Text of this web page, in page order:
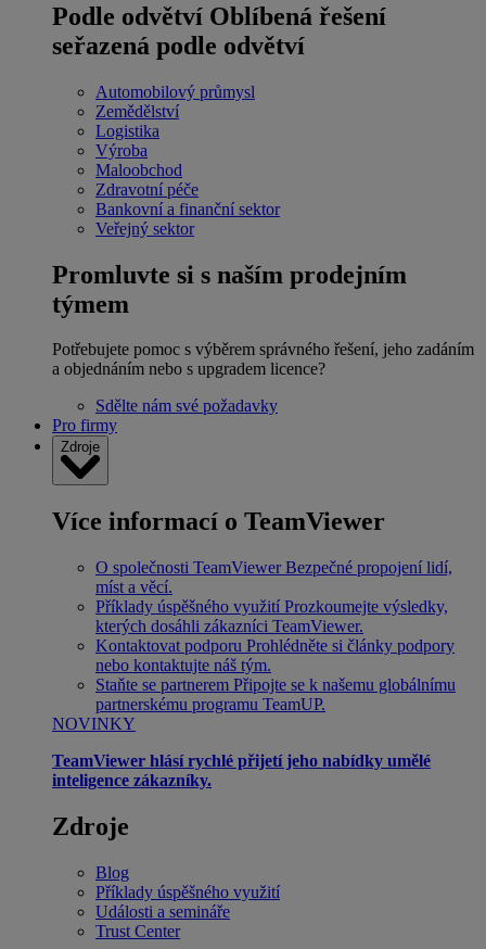
Podle odvětví Oblíbená řešení
seřazená podle odvětví
Automobilový průmysl
Zemědělství
Logistika
Výroba
Maloobchod
Zdravotní péče
Bankovní a finanční sektor
Veřejný sektor
Promluvte si s naším prodejním
týmem
Potřebujete pomoc s výběrem správného řešení, jeho zadáním
a objednáním nebo s upgradem licence?
Sdělte nám své požadavky
Pro firmy
Zdroje
Více informací o TeamViewer
O společnosti TeamViewer Bezpečné propojení lidí,
míst a věcí.
Příklady úspěšného využití Prozkoumejte výsledky,
kterých dosáhli zákazníci TeamViewer.
Kontaktovat podporu Prohlédněte si články podpory
nebo kontaktujte náš tým.
Staňte se partnerem Připojte se k našemu globálnímu
partnerskému programu TeamUP.
NOVINKY
TeamViewer hlásí rychlé přijetí jeho nabídky umělé
inteligence zákazníky.
Zdroje
Blog
Příklady úspěšného využití
Události a semináře
Trust Center